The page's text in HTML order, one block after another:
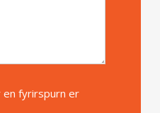
fyrirspurn er